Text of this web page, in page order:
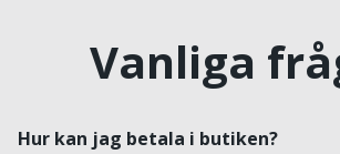
Vanliga
Hur kan jag betala i butiken?